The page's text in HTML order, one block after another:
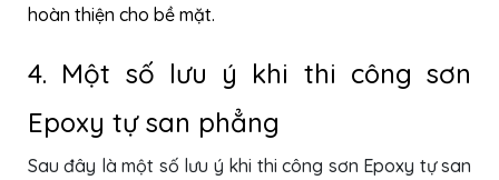
hoàn thiện cho bề mặt.
4. Một số lưu ý khi thi công sơn
Epoxy tự san phẳng
Sau đây là một số lưu ý khi thi công sơn Epoxy tự san